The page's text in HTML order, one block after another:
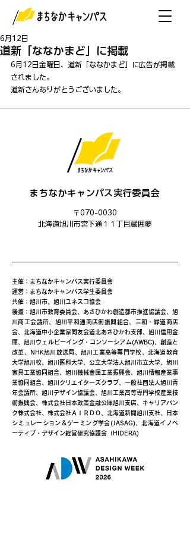
道新「ななかまど」に掲載
6月12日
6月12日金曜日、道新「ななかまど」に広告が掲載
されました。
道新さんありがとうございました。
まちなかキャンパス実行委員会
〒070-0030
​北海道旭川市宮下通１１丁目蔵囲夢
主催：まちなかキャンパス実行委員会
運営：まちなかキャンパス学生委員会
共催：旭川市、旭川ユネスコ協会
後援：旭川市教育委員会、あさひかわ創造都市推進協議会、旭
川商工会議所、旭川平和通商店街振興組合、三和・緑道商店
会、北海道中小企業家同友会道北あさひかわ支部、旭川信用金
庫、旭川ウェルビーイング・コンソーシアム(AWBC)、創造と
改革、NHK旭川放送局、旭川工業高等専門学校、北海道教育
大学旭川校、旭川医科大学、公立大学法人旭川市立大学、旭川
家具工業協同組合、旭川機械金属工業振興会、旭川情報産業事
業協同組合、旭川クリエイターズクラブ、一般社団法人旭川青
年会議所、旭川デザイン協議会、旭川工業高等専門学校産業技
術振興会、株式会社日本政策金融公庫旭川支店、キャリアバン
ク株式会社、株式会社ＡＩＲＤＯ、北海道新聞旭川支社、日本
シミュレーション＆ゲーミング学会(JASAG)、北海道イノベ
ーティブ・デザイン経営研究協議会（HIDERA)